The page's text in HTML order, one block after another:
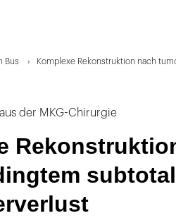
Bus Komplexe Rekonstruktion nach
der MKG-Chirurgie